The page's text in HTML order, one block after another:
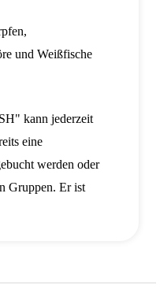
und Weißfische
kann jederzeit
eine
werden oder
Gruppen. Er ist